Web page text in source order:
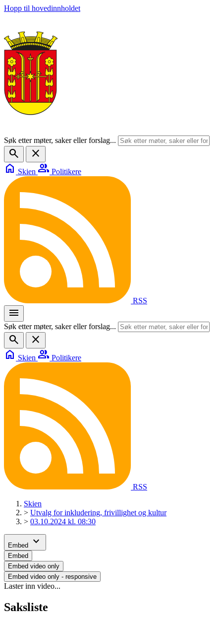
Hopp til hovedinnholdet
Søk etter møter, saker eller forslag...
search
close
home Skien group Politikere
RSS
menu
Søk etter møter, saker eller forslag...
search
close
home Skien group Politikere
RSS
Skien
> Utvalg for inkludering, frivillighet og kultur
> 03.10.2024 kl. 08:30
Embed expand_more
Embed
Embed video only
Embed video only - responsive
Laster inn video...
Saksliste